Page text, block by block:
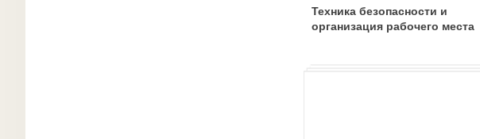
Техника безопасности и
организация рабочего места